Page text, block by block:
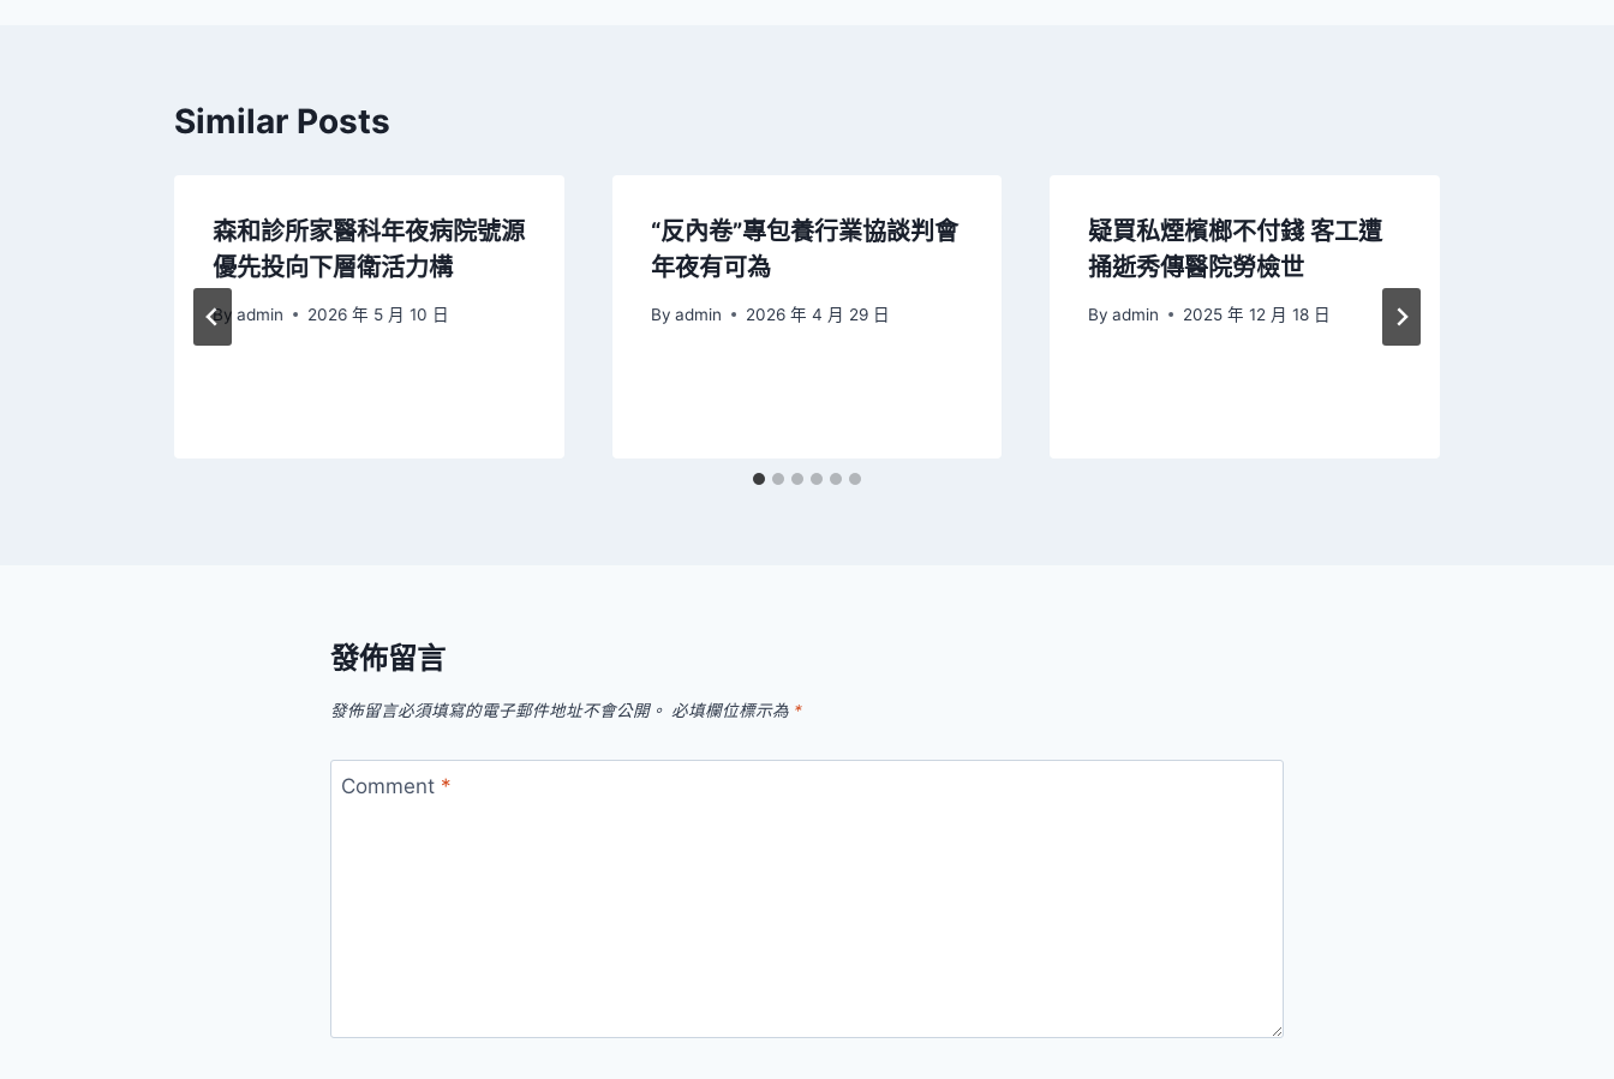
Similar Posts
森和診所家醫科年夜病院號源
優先投向下層衛活力構
By admin 2026 年 5 月 10 日
“反內卷”專包養行業協談判會
年夜有可為
By admin 2026 年 4 月 29 日
疑買私煙檳榔不付錢 客工遭
捅逝秀傳醫院勞檢世
By admin 2025 年 12 月 18 日
發佈留言
發佈留言必須填寫的電子郵件地址不會公開。 必填欄位標示為 *
Comment *